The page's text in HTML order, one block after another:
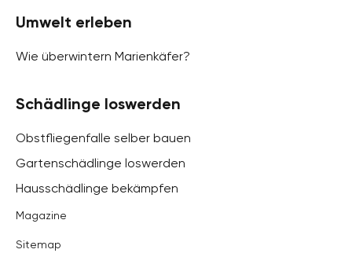
Umwelt erleben
Wie überwintern Marienkäfer?
Schädlinge loswerden
Obstfliegenfalle selber bauen
Gartenschädlinge loswerden
Hausschädlinge bekämpfen
Magazine
Sitemap